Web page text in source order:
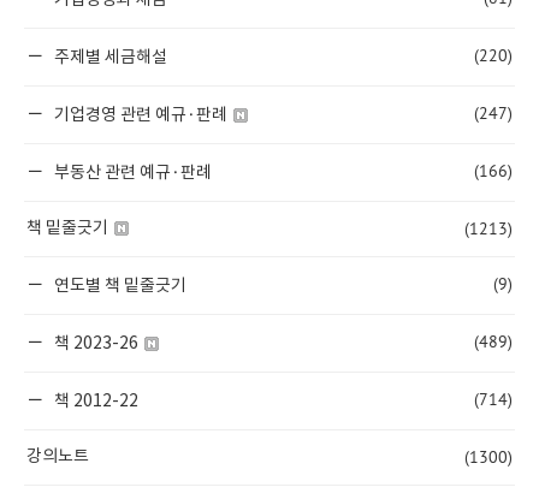
주제별 세금해설 (220)
기업경영 관련 예규·판례 (247)
부동산 관련 예규·판례 (166)
책 밑줄긋기 (1213)
연도별 책 밑줄긋기 (9)
책 2023-26 (489)
책 2012-22 (714)
강의노트 (1300)